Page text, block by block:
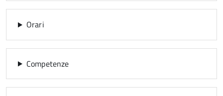
Orari
Competenze